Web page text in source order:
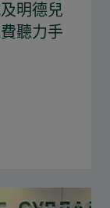
明德兒
聽力手